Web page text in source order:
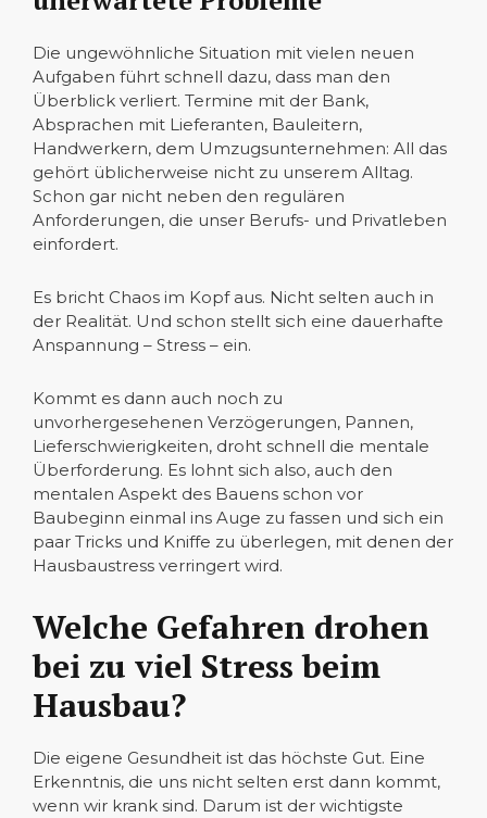
Die ungewöhnliche Situation mit vielen neuen
Aufgaben führt schnell dazu, dass man den
Überblick verliert. Termine mit der Bank,
Absprachen mit Lieferanten, Bauleitern,
Handwerkern, dem Umzugsunternehmen: All das
gehört üblicherweise nicht zu unserem Alltag.
Schon gar nicht neben den regulären
Anforderungen, die unser Berufs- und Privatleben
einfordert.
Es bricht Chaos im Kopf aus. Nicht selten auch in
der Realität. Und schon stellt sich eine dauerhafte
Anspannung – Stress – ein.
Kommt es dann auch noch zu
unvorhergesehenen Verzögerungen, Pannen,
Lieferschwierigkeiten, droht schnell die mentale
Überforderung. Es lohnt sich also, auch den
mentalen Aspekt des Bauens schon vor
Baubeginn einmal ins Auge zu fassen und sich ein
paar Tricks und Kniffe zu überlegen, mit denen der
Hausbaustress verringert wird.
Welche Gefahren drohen
bei zu viel Stress beim
Hausbau?
Die eigene Gesundheit ist das höchste Gut. Eine
Erkenntnis, die uns nicht selten erst dann kommt,
wenn wir krank sind. Darum ist der wichtigste